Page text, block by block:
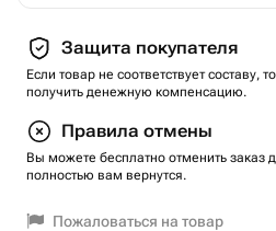
Защита покупателя
Если товар не соответствует составу,
получить денежную компенсацию.
Правила отмены
Вы можете бесплатно отменить заказ
полностью вам вернутся.
Пожаловаться на товар